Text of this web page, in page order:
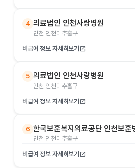
4 의료법인 인천사랑병원
인천 인천미추홀구
비급여 정보 자세히보기 open_in_new
5 의료법인 인천사랑병원
인천 인천미추홀구
비급여 정보 자세히보기 open_in_new
6 한국보훈복지의료공단 인천보훈
인천 인천미추홀구
비급여 정보 자세히보기 open_in_new